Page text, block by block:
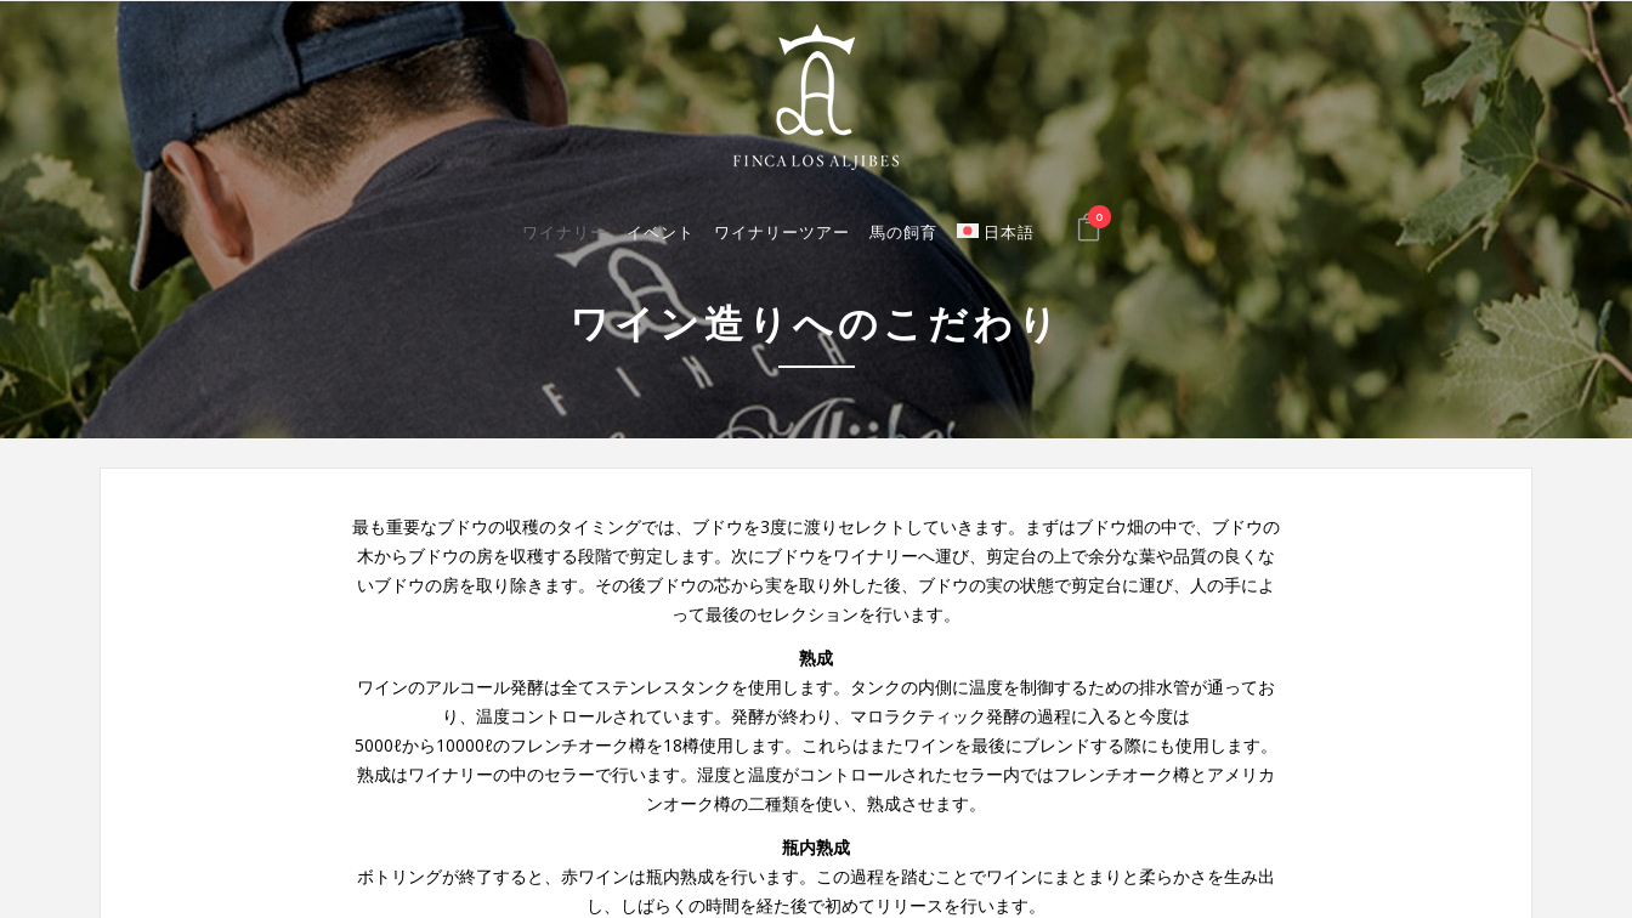
ワイナリー イベント ワイナリーツアー 馬の飼育 日本語
0
ワイン造りへのこだわり
最も重要なブドウの収穫のタイミングでは、ブドウを3度に渡りセレクトしていきます。まずはブドウ畑の中で、ブドウの
木からブドウの房を収穫する段階で剪定します。次にブドウをワイナリーへ運び、剪定台の上で余分な葉や品質の良くな
いブドウの房を取り除きます。その後ブドウの芯から実を取り外した後、ブドウの実の状態で剪定台に運び、人の手によ
って最後のセレクションを行います。
熟成
ワインのアルコール発酵は全てステンレスタンクを使用します。タンクの内側に温度を制御するための排水管が通ってお
り、温度コントロールされています。発酵が終わり、マロラクティック発酵の過程に入ると今度は
5000ℓから10000ℓのフレンチオーク樽を18樽使用します。これらはまたワインを最後にブレンドする際にも使用します。
熟成はワイナリーの中のセラーで行います。湿度と温度がコントロールされたセラー内ではフレンチオーク樽とアメリカ
ンオーク樽の二種類を使い、熟成させます。
瓶内熟成
ボトリングが終了すると、赤ワインは瓶内熟成を行います。この過程を踏むことでワインにまとまりと柔らかさを生み出
し、しばらくの時間を経た後で初めてリリースを行います。